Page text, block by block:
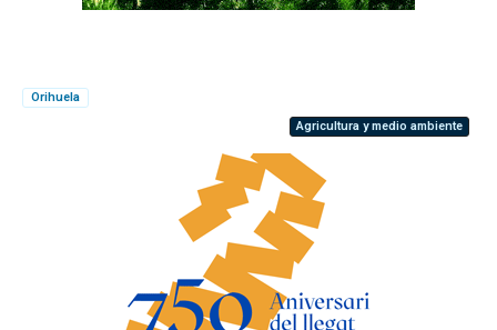
Orihuela
Agricultura y medio ambiente